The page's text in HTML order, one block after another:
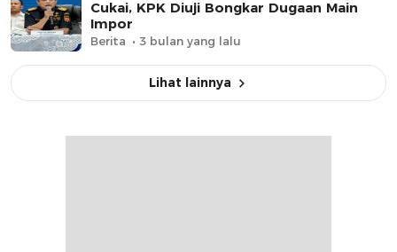
Cukai, KPK Diuji Bongkar Dugaan Main
Impor
Berita 3 bulan yang lalu
Lihat lainnya